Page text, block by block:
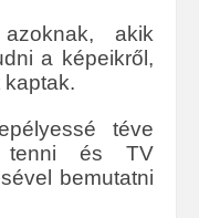
akik
a képeikről,
kaptak.
téve
tenni és TV
bemutatni